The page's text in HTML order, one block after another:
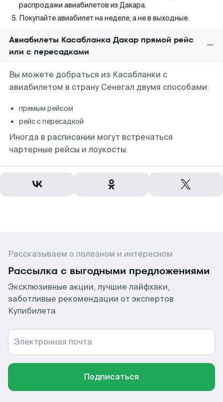
распродажи авиабилетов из Дакара.
Покупайте авиабилет на неделе, а не в выходные.
Авиабилеты Касабланка Дакар прямой рейс
или с пересадками
Вы можете добраться из Касабланки с
авиабилетом в страну Сенегал двумя способами:
прямым рейсом
рейс с пересадкой
Иногда в расписании могут встречаться
чартерные рейсы и лоукосты.
Рассказываем о полезном и интересном
Рассылка с выгодными предложениями
Эксклюзивные акции, лучшие лайфхаки,
заботливые рекомендации от экспертов
Купибилета
Электронная почта
Подписаться